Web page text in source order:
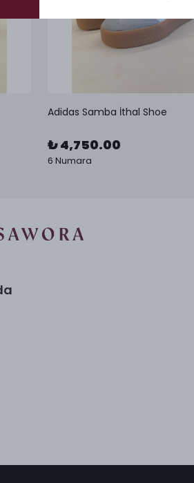
Adidas Samba İthal Shoe
₺ 4,750.00
6 Numara